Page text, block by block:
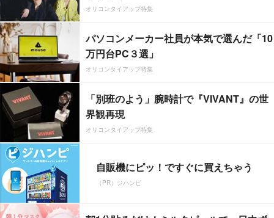
オリコンタイアップ特集
パソコンメーカー社員が本気で選んだ「10
万円台PC３選」
オリコンタイアップ特集
「別班のよう」腕時計で『VIVANT』の世
界観再現
オリコンタイアップ特集
自販機にピッ！ですぐに買えちゃう
（PR）ジハンピ